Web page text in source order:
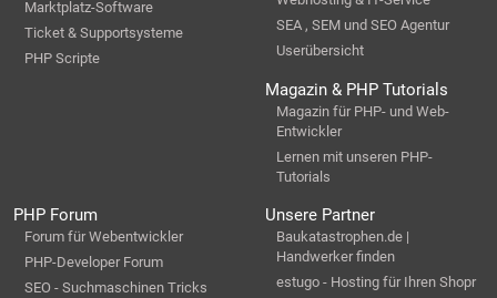
Marktplatz-Software
Ticket & Supportsysteme
PHP Scripte
SEA , SEM und SEO Agentur
Userübersicht
Magazin & PHP Tutorials
Magazin für PHP- und Web-
Entwickler
Lernen mit unseren PHP-
Tutorials
PHP Forum
Forum für Webentwickler
PHP-Developer Forum
SEO - Suchmaschinen Tricks
Unsere Partner
Baukatastrophen.de |
Handwerker finden
estugo - Hosting für Ihren Shopr